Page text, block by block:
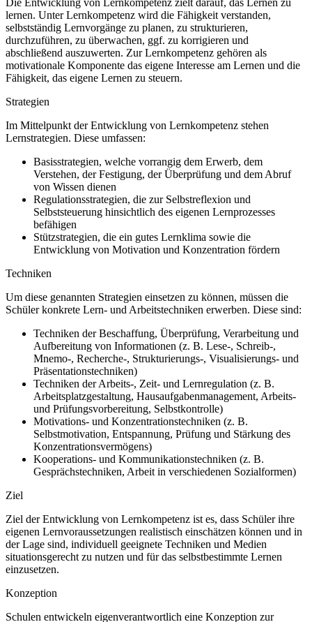
Die Entwicklung von Lernkompetenz zielt darauf, das Lernen zu
lernen. Unter Lernkompetenz wird die Fähigkeit verstanden,
selbstständig Lernvorgänge zu planen, zu strukturieren,
durchzuführen, zu überwachen, ggf. zu korrigieren und
abschließend auszuwerten. Zur Lernkompetenz gehören als
motivationale Komponente das eigene Interesse am Lernen und die
Fähigkeit, das eigene Lernen zu steuern.
Strategien
Im Mittelpunkt der Entwicklung von Lernkompetenz stehen
Lernstrategien. Diese umfassen:
Basisstrategien, welche vorrangig dem Erwerb, dem
Verstehen, der Festigung, der Überprüfung und dem Abruf
von Wissen dienen
Regulationsstrategien, die zur Selbstreflexion und
Selbststeuerung hinsichtlich des eigenen Lernprozesses
befähigen
Stützstrategien, die ein gutes Lernklima sowie die
Entwicklung von Motivation und Konzentration fördern
Techniken
Um diese genannten Strategien einsetzen zu können, müssen die
Schüler konkrete Lern- und Arbeitstechniken erwerben. Diese sind:
Techniken der Beschaffung, Überprüfung, Verarbeitung und
Aufbereitung von Informationen (z. B. Lese-, Schreib-,
Mnemo-, Recherche-, Strukturierungs-, Visualisierungs- und
Präsentationstechniken)
Techniken der Arbeits-, Zeit- und Lernregulation (z. B.
Arbeitsplatzgestaltung, Hausaufgabenmanagement, Arbeits-
und Prüfungsvorbereitung, Selbstkontrolle)
Motivations- und Konzentrationstechniken (z. B.
Selbstmotivation, Entspannung, Prüfung und Stärkung des
Konzentrationsvermögens)
Kooperations- und Kommunikationstechniken (z. B.
Gesprächstechniken, Arbeit in verschiedenen Sozialformen)
Ziel
Ziel der Entwicklung von Lernkompetenz ist es, dass Schüler ihre
eigenen Lernvoraussetzungen realistisch einschätzen können und in
der Lage sind, individuell geeignete Techniken und Medien
situationsgerecht zu nutzen und für das selbstbestimmte Lernen
einzusetzen.
Konzeption
Schulen entwickeln eigenverantwortlich eine Konzeption zur